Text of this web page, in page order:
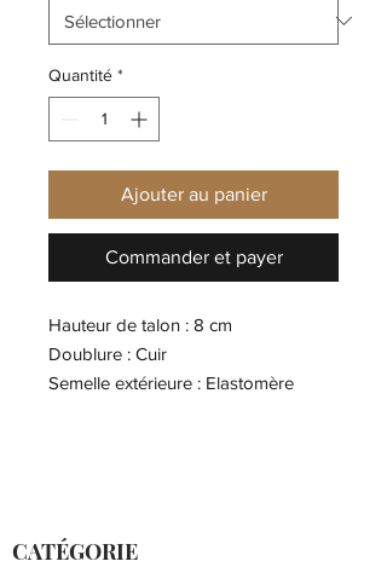
Quantité *
Ajouter au panier
Commander et payer
Hauteur de talon : 8 cm
Doublure : Cuir
Semelle extérieure : Elastomère
CATÉGORIE